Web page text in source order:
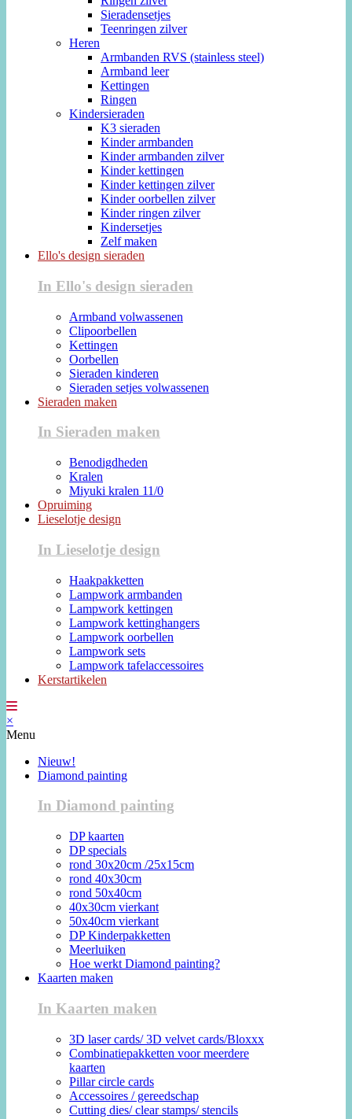
Sieradensetjes
Teenringen zilver
Heren
Armbanden RVS (stainless steel)
Armband leer
Kettingen
Ringen
Kindersieraden
K3 sieraden
Kinder armbanden
Kinder armbanden zilver
Kinder kettingen
Kinder kettingen zilver
Kinder oorbellen zilver
Kinder ringen zilver
Kindersetjes
Zelf maken
Ello's design sieraden
In Ello's design sieraden
Armband volwassenen
Clipoorbellen
Kettingen
Oorbellen
Sieraden kinderen
Sieraden setjes volwassenen
Sieraden maken
In Sieraden maken
Benodigdheden
Kralen
Miyuki kralen 11/0
Opruiming
Lieselotje design
In Lieselotje design
Haakpakketten
Lampwork armbanden
Lampwork kettingen
Lampwork kettinghangers
Lampwork oorbellen
Lampwork sets
Lampwork tafelaccessoires
Kerstartikelen
×
Menu
Nieuw!
Diamond painting
In Diamond painting
DP kaarten
DP specials
rond 30x20cm /25x15cm
rond 40x30cm
rond 50x40cm
40x30cm vierkant
50x40cm vierkant
DP Kinderpakketten
Meerluiken
Hoe werkt Diamond painting?
Kaarten maken
In Kaarten maken
3D laser cards/ 3D velvet cards/Bloxxx
Combinatiepakketten voor meerdere
kaarten
Pillar circle cards
Accessoires / gereedschap
Cutting dies/ clear stamps/ stencils